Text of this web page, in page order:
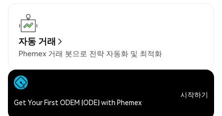
자동 거래
Phemex 거래 봇으로 전략 자동화 및 최적화
Get Your First ODEM (ODE) with Phemex
시작하기